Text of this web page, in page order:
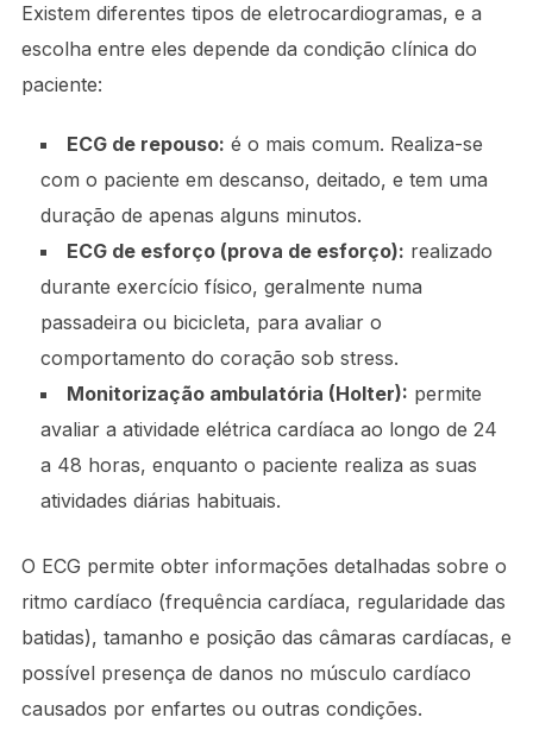
Existem diferentes tipos de eletrocardiogramas, e a
escolha entre eles depende da condição clínica do
paciente:
ECG de repouso: é o mais comum. Realiza-se
com o paciente em descanso, deitado, e tem uma
duração de apenas alguns minutos.
ECG de esforço (prova de esforço): realizado
durante exercício físico, geralmente numa
passadeira ou bicicleta, para avaliar o
comportamento do coração sob stress.
Monitorização ambulatória (Holter): permite
avaliar a atividade elétrica cardíaca ao longo de 24
a 48 horas, enquanto o paciente realiza as suas
atividades diárias habituais.
O ECG permite obter informações detalhadas sobre o
ritmo cardíaco (frequência cardíaca, regularidade das
batidas), tamanho e posição das câmaras cardíacas, e
possível presença de danos no músculo cardíaco
causados por enfartes ou outras condições.